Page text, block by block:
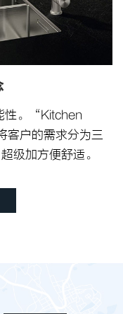
性。“Kitchen
户的需求分为三
级加方便舒适。